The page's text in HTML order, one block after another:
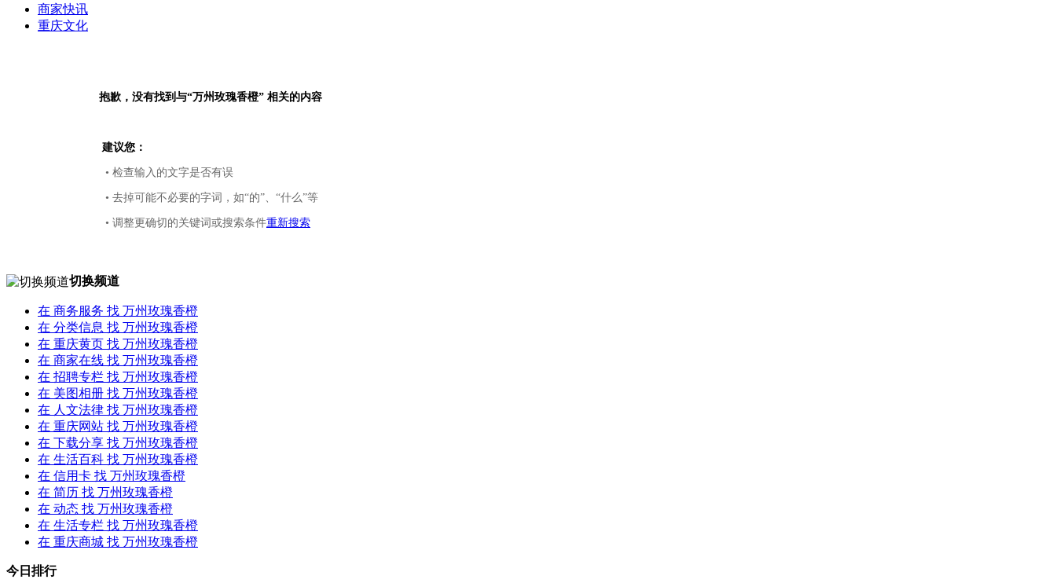
商家快讯
重庆文化
抱歉，没有找到与“万州玫瑰香橙” 相关的内容
建议您：
• 检查输入的文字是否有误
• 去掉可能不必要的字词，如“的”、“什么”等
• 调整更确切的关键词或搜索条件重新搜索
切换频道
在 商务服务 找 万州玫瑰香橙
在 分类信息 找 万州玫瑰香橙
在 重庆黄页 找 万州玫瑰香橙
在 商家在线 找 万州玫瑰香橙
在 招聘专栏 找 万州玫瑰香橙
在 美图相册 找 万州玫瑰香橙
在 人文法律 找 万州玫瑰香橙
在 重庆网站 找 万州玫瑰香橙
在 下载分享 找 万州玫瑰香橙
在 生活百科 找 万州玫瑰香橙
在 信用卡 找 万州玫瑰香橙
在 简历 找 万州玫瑰香橙
在 动态 找 万州玫瑰香橙
在 生活专栏 找 万州玫瑰香橙
在 重庆商城 找 万州玫瑰香橙
今日排行